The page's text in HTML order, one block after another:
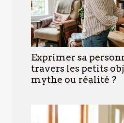
Exprimer sa
travers les petits
mythe ou réalité ?